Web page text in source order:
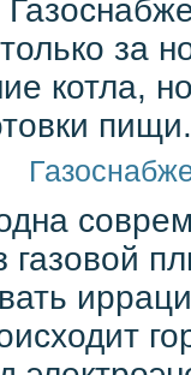
за
котла,
пищи.
газовой